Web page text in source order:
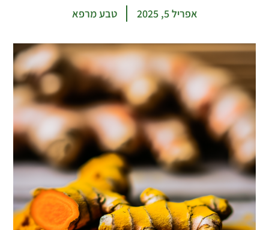
אפריל 5, 2025 טבע מרפא